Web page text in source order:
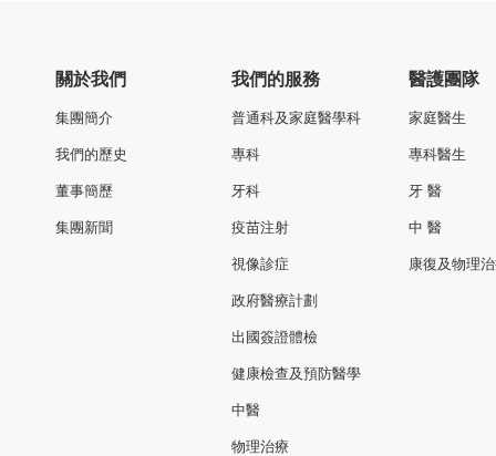
關於我們
集團簡介
我們的歷史
董事簡歷
集團新聞
我們的服務
普通科及家庭醫學科
專科
牙科
疫苗注射
視像診症
政府醫療計劃
出國簽證體檢
健康檢查及預防醫學
中醫
物理治療
醫護團隊
家庭醫生
專科醫生
牙 醫
中 醫
康復及物理